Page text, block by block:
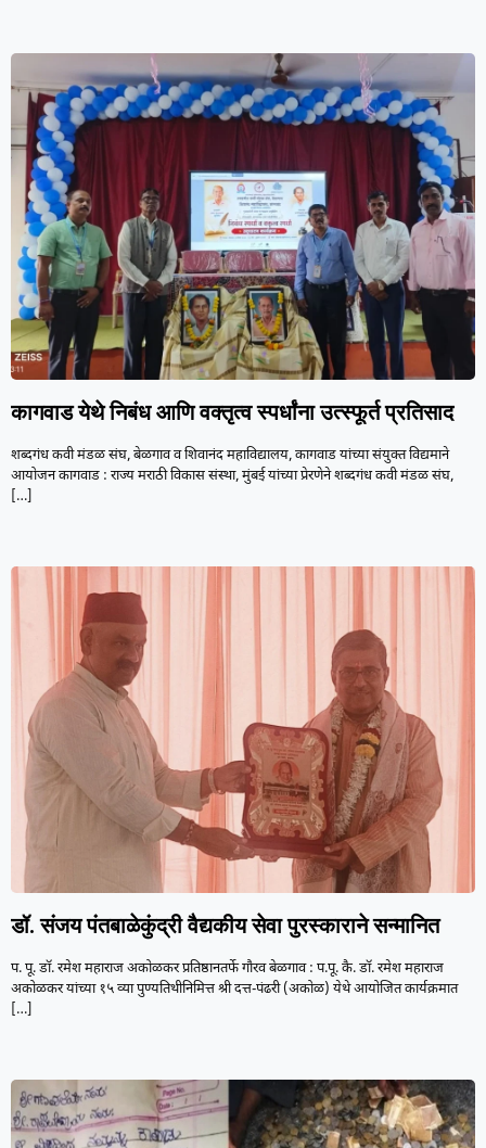
कागवाड येथे निबंध आणि वक्तृत्व स्पर्धांना उत्स्फूर्त प्रतिसाद
शब्दगंध कवी मंडळ संघ, बेळगाव व शिवानंद महाविद्यालय, कागवाड यांच्या संयुक्त विद्यमाने
आयोजन कागवाड : राज्य मराठी विकास संस्था, मुंबई यांच्या प्रेरणेने शब्दगंध कवी मंडळ संघ,
[…]
डॉ. संजय पंतबाळेकुंद्री वैद्यकीय सेवा पुरस्काराने सन्मानित
प. पू. डॉ. रमेश महाराज अकोळकर प्रतिष्ठानतर्फे गौरव बेळगाव : प.पू. कै. डॉ. रमेश महाराज
अकोळकर यांच्या १५ व्या पुण्यतिथीनिमित्त श्री दत्त-पंढरी (अकोळ) येथे आयोजित कार्यक्रमात
[…]